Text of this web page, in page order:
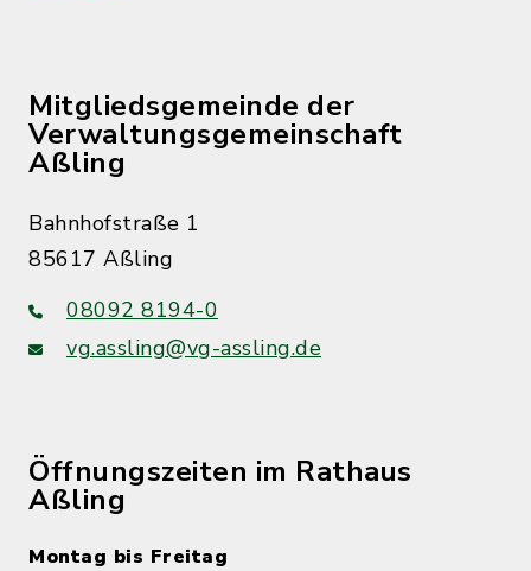
Mitgliedsgemeinde der
Verwaltungsgemeinschaft
Aßling
Bahnhofstraße 1
85617 Aßling
08092 8194-0
vg.assling@vg-assling.de
Öffnungszeiten im Rathaus
Aßling
Montag bis Freitag